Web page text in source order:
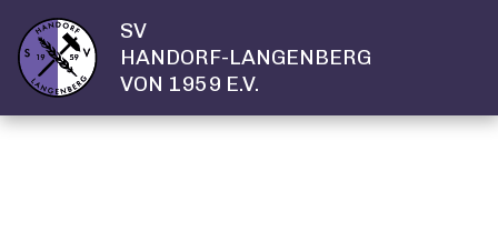
SV
HANDORF-LANGENBERG
VON 1959 E.V.